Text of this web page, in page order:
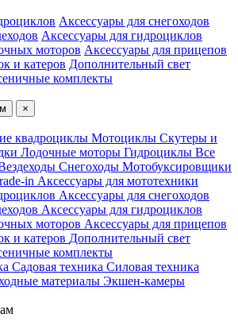
Аксессуары для снегоходов
Аксессуары для гидроциклов
моторов Аксессуары для прицепов
и катеров Дополнительный свет
комплекты
×
квадроциклы Мотоциклы Скутеры и
Лодочные моторы Гидроциклы Все
Снегоходы Мотобуксировщики
in Аксессуары для мототехники
Аксессуары для снегоходов
Аксессуары для гидроциклов
моторов Аксессуары для прицепов
и катеров Дополнительный свет
комплекты
Садовая техника Силовая техника
материалы Экшен-камеры